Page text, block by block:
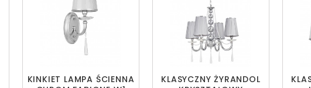
KINKIET LAMPA ŚCIENNA
KLASYCZNY ŻYRANDOL